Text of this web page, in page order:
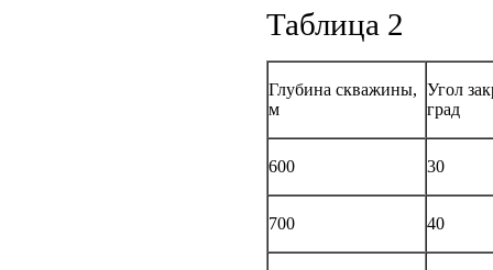
Таблица 2
Глубина скважины,
м
Угол
град
600 30
700 40